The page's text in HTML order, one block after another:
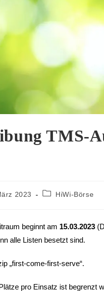
TMS-
2023 HiWi-Börse
beginnt am 15.03.2023
alle Listen besetzt sind.
come-first-serve“.
pro Einsatz ist begrenzt